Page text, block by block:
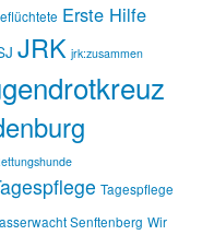
Erste Hilfe
JRK jrk:zusammen
Tagespflege
Senftenberg Wir